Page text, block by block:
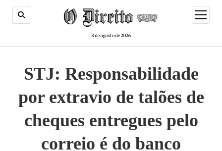
8 de agosto de 2026
menu
de
STJ: Responsabilidade
por extravio de talões de
cheques entregues pelo
correio é do banco